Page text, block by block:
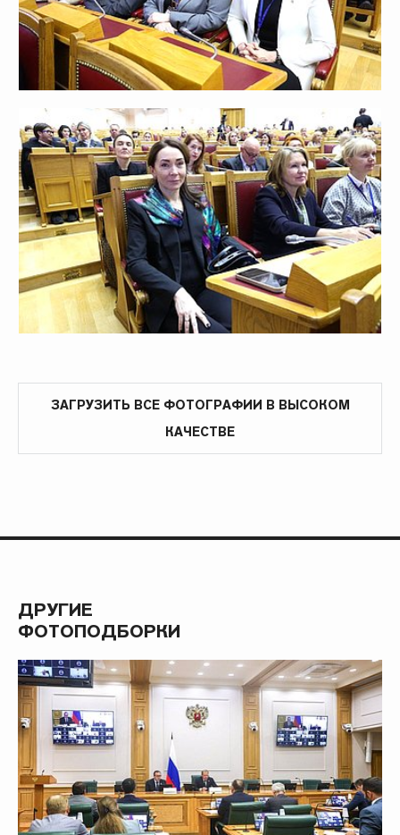
ЗАГРУЗИТЬ ВСЕ ФОТОГРАФИИ В ВЫСОКОМ
КАЧЕСТВЕ
ДРУГИЕ
ФОТОПОДБОРКИ